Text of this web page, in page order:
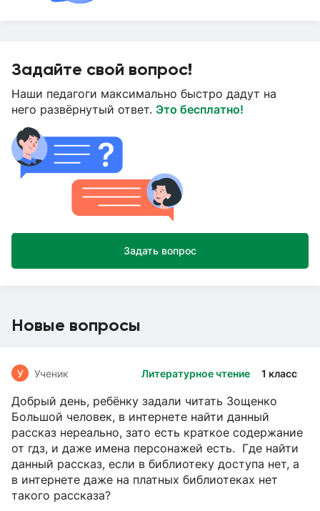
Задайте свой вопрос!
Наши педагоги максимально быстро дадут на
него развёрнутый ответ. Это бесплатно!
Задать вопрос
Новые вопросы
Литературное чтение 1 класс
У Ученик
Добрый день, ребёнку задали читать Зощенко
Большой человек, в интернете найти данный
рассказ нереально, зато есть краткое содержание
от гдз, и даже имена персонажей есть. Где найти
данный рассказ, если в библиотеку доступа нет, а
в интернете даже на платных библиотеках нет
такого рассказа?